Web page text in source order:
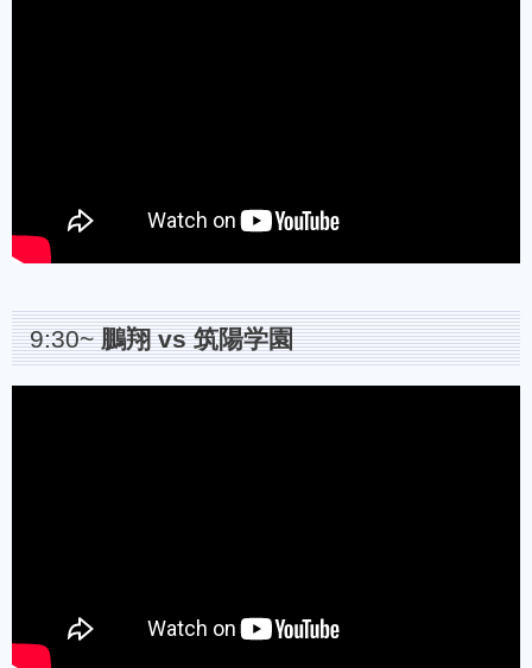
9:30~鵬翔 vs 筑陽学園